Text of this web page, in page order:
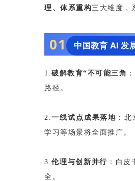
理、体系重构三大维度，
01 中国教育 AI 发
1. 破解教育“不可能三角
路径。
2. 一线试点成果落地 ：
学习等场景将全面推广。
3. 伦理与创新并行 ：白
全。